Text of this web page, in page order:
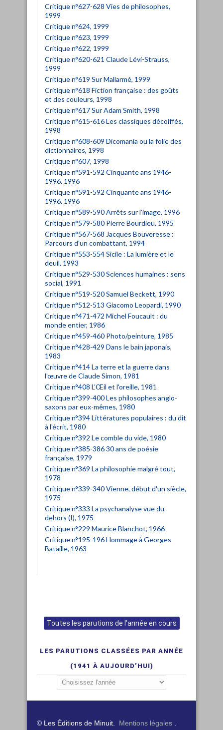
Critique n°627-628 Vies de philosophes,
1999
Critique n°624, 1999
Critique n°623, 1999
Critique n°622, 1999
Critique n°620-621 Claude Lévi-Strauss,
1999
Critique n°619 Sur Mallarmé, 1999
Critique n°618 Fiction française : des goûts
et des couleurs, 1998
Critique n°617 Sur Adam Smith, 1998
Critique n°615-616 Les classiques décoiffés,
1998
Critique n°608-609 Dicomania ou la folie des
dictionnaires, 1998
Critique n°607, 1998
Critique n°591-592 Cinquante ans 1946-
1996, 1996
Critique n°591-592 Cinquante ans 1946-
1996, 1996
Critique n°589-590 Arrêts sur l'image, 1996
Critique n°579-580 Pierre Bourdieu, 1995
Critique n°567-568 Jacques Bouveresse :
Parcours d'un combattant, 1994
Critique n°553-554 Sicile : La lumière et le
deuil, 1993
Critique n°529-530 Sciences humaines : sens
social, 1991
Critique n°519-520 Samuel Beckett, 1990
Critique n°512-513 Giacomo Leopardi, 1990
Critique n°471-472 Michel Foucault : du
monde entier, 1986
Critique n°459-460 Photo/peinture, 1985
Critique n°428-429 Dans le bain japonais,
1983
Critique n°414 La terre et la guerre dans
l'œuvre de Claude Simon, 1981
Critique n°408 L'Œil et l'oreille, 1981
Critique n°399-400 Les philosophes anglo-
saxons par eux-mêmes, 1980
Critique n°394 Littératures populaires : du dit
à l'écrit, 1980
Critique n°392 Le comble du vide, 1980
Critique n°385-386 30 ans de poésie
française, 1979
Critique n°369 La philosophie malgré tout,
1978
Critique n°339-340 Vienne, début d'un siècle,
1975
Critique n°333 La psychanalyse vue du
dehors (I), 1975
Critique n°229 Maurice Blanchot, 1966
Critique n°195-196 Hommage à Georges
Bataille, 1963
Toutes les parutions de l'année en cours
LES PARUTIONS CLASSÉES PAR ANNÉE
(1941 À AUJOURD’HUI)
© Les Éditions de Minuit. Mentions légales